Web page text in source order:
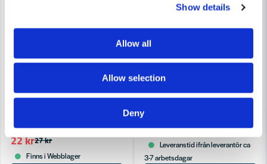
Show details
Allow all
Allow selection
Deny
BOSCH PROFESSIONAL
27 kr
22 kr
Finns i Webblager
BOSCH PROFESSIONAL
Bosch Lamellskiva 60x40mm
100 kr
82 kr
Leveranstid ifrån leverantör ca
3-7 arbetsdagar